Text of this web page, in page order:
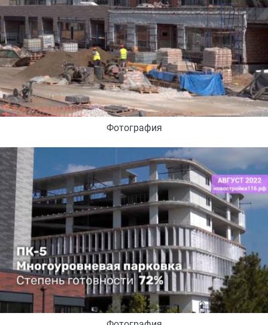
Фотография